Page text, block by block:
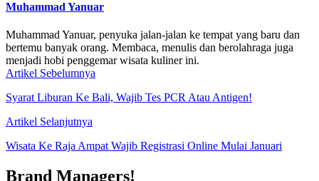
Muhammad Yanuar
Muhammad Yanuar, penyuka jalan-jalan ke tempat yang baru dan
bertemu banyak orang. Membaca, menulis dan berolahraga juga
menjadi hobi penggemar wisata kuliner ini.
Artikel Sebelumnya
Syarat Liburan Ke Bali, Wajib Tes PCR Atau Antigen!
Artikel Selanjutnya
Wisata Ke Raja Ampat Wajib Registrasi Online Mulai Januari
Brand Managers!